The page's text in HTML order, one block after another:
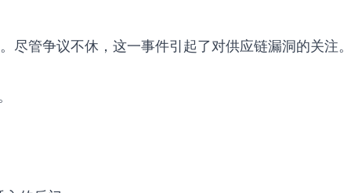
尽管争议不休，这一事件引起了对供应链漏洞的关注